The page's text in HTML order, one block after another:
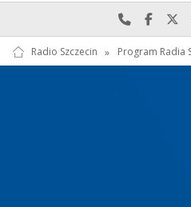
Najlepiej
Radio Szczecin » Program Radia